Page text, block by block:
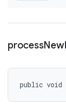
processNew
public void